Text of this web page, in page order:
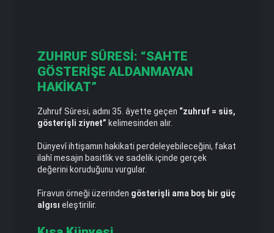
ZUHRUF SÛRESİ: “SAHTE
GÖSTERİŞE ALDANMAYAN
HAKİKAT”
Zuhruf Sûresi, adını 35. âyette geçen “zuhruf = süs,
gösterişli ziynet” kelimesinden alır.
Dünyevî ihtişamın hakikati perdeleyebileceğini, fakat
ilahî mesajın basitlik ve sadelik içinde gerçek
değerini koruduğunu vurgular.
Firavun örneği üzerinden gösterişli ama boş bir güç
algısı eleştirilir.